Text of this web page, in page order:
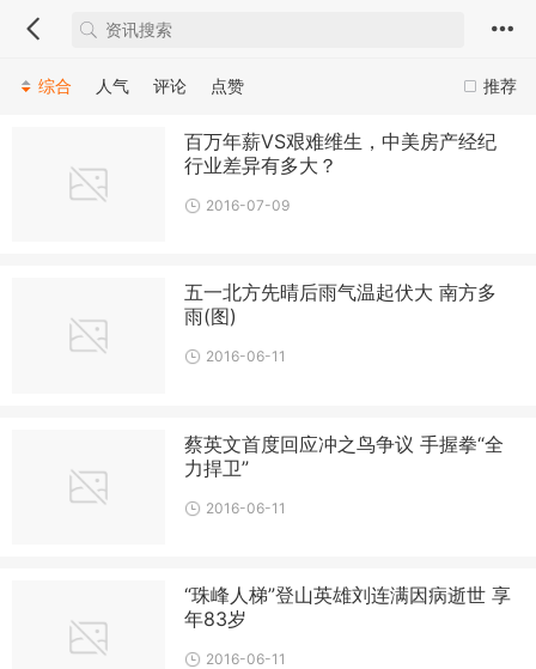
推荐
综合 人气 评论 点赞
百万年薪VS艰难维生，中美房产经纪
行业差异有多大？
2016-07-09
五一北方先晴后雨气温起伏大 南方多
雨(图)
2016-06-11
蔡英文首度回应冲之鸟争议 手握拳“全
力捍卫”
2016-06-11
“珠峰人梯”登山英雄刘连满因病逝世 享
年83岁
2016-06-11